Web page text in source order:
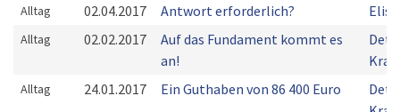
Alltag 02.04.2017 Antwort erforderlich?
Alltag 02.02.2017
Auf das Fundament kommt es
an!
Alltag 24.01.2017 Ein Guthaben von 86 400 Euro